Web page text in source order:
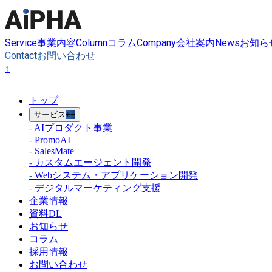
Service事業内容ColumnコラムCompany会社案内Newsお知ら
Contactお問い合わせ
↑
トップ
サービス+−
- AIプロダクト事業
- PromoAI
- SalesMate
- カスタムエージェント開発
- Webシステム・アプリケーション開発
- デジタルマーケティング支援
企業情報
資料DL
お知らせ
コラム
採用情報
お問い合わせ